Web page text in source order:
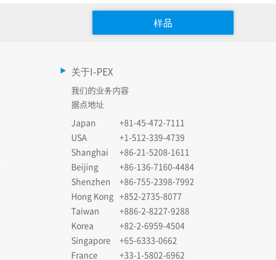
样品
关于I-PEX
我们的业务内容
据点地址
Japan
+81-45-472-7111
USA
+1-512-339-4739
Shanghai
+86-21-5208-1611
Beijing
+86-136-7160-4484
Shenzhen
+86-755-2398-7992
Hong Kong +852-2735-8077
Taiwan
+886-2-8227-9288
Korea
+82-2-6959-4504
Singapore
+65-6333-0662
France
+33-1-5802-6962